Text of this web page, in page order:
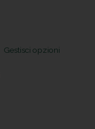
Gestisci opzioni